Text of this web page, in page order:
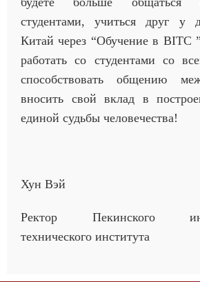
студентами, учиться друг у
Китай через “Обучение в BITC
работать со студентами со
способствовать общению
вносить свой вклад в
единой судьбы человечества!
Хун Вэй
Ректор Пекинского
технического института